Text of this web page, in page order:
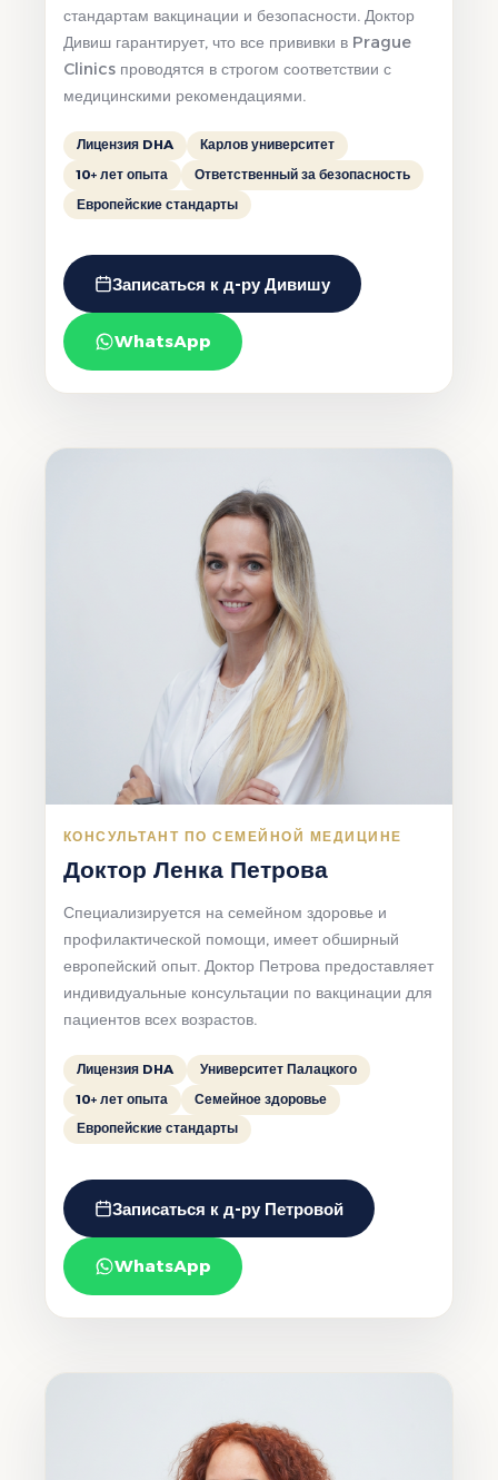
стандартам вакцинации и безопасности. Доктор
Дивиш гарантирует, что все прививки в Prague
Clinics проводятся в строгом соответствии с
медицинскими рекомендациями.
Лицензия DHA
Карлов университет
10+ лет опыта
Ответственный за безопасность
Европейские стандарты
Записаться к д-ру Дивишу
WhatsApp
КОНСУЛЬТАНТ ПО СЕМЕЙНОЙ МЕДИЦИНЕ
Доктор Ленка Петрова
Специализируется на семейном здоровье и
профилактической помощи, имеет обширный
европейский опыт. Доктор Петрова предоставляет
индивидуальные консультации по вакцинации для
пациентов всех возрастов.
Лицензия DHA
Университет Палацкого
10+ лет опыта
Семейное здоровье
Европейские стандарты
Записаться к д-ру Петровой
WhatsApp